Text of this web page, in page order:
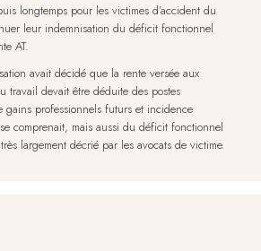
longtemps pour les victimes d’accident du
leur indemnisation du déficit fonctionnel
AT.
avait décidé que la rente versée aux
travail devait être déduite des postes
gains professionnels futurs et incidence
comprenait, mais aussi du déficit fonctionnel
largement décrié par les avocats de victime.